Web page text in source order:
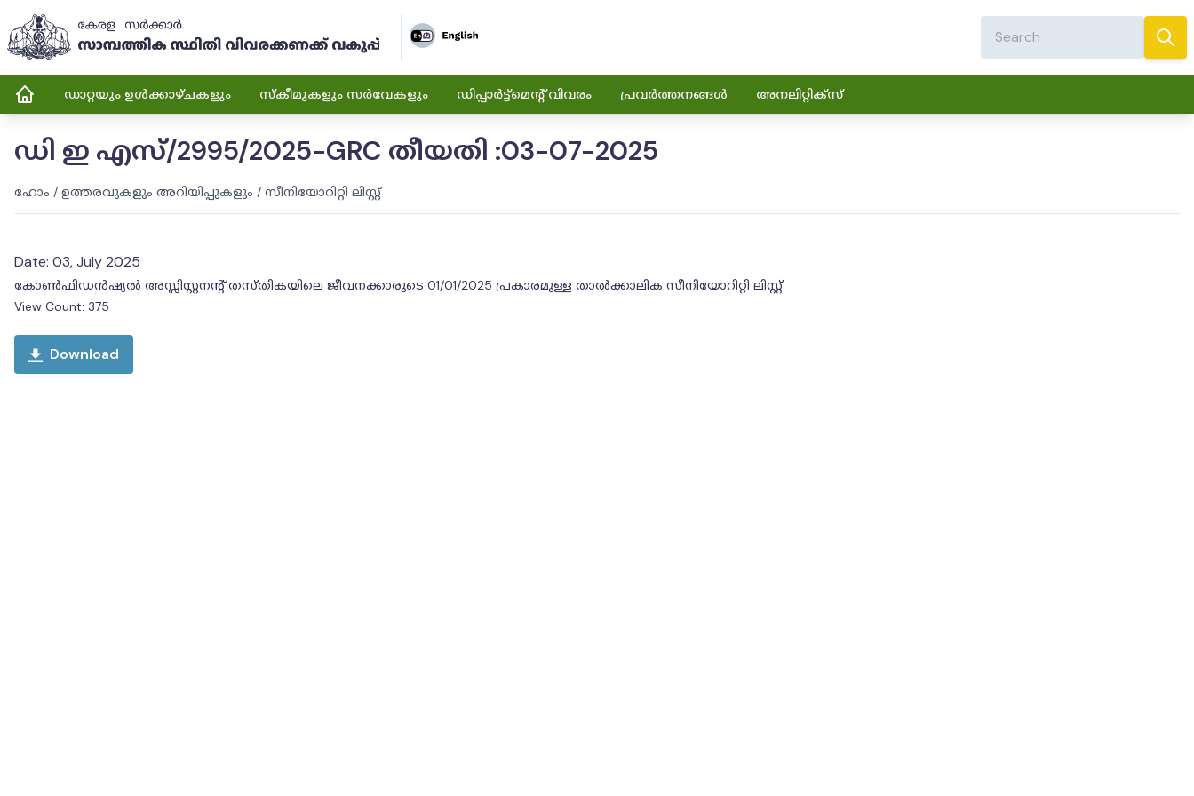
ഡാറ്റയും ഉൾക്കാഴ്ചകളും സ്കീമുകളും സർവേകളും ഡിപ്പാർട്ട്മെന്റ് വിവരം പ്രവർത്തനങ്ങൾ അനലിറ്റിക്സ്
ഡി ഇ എസ്/2995/2025-GRC തീയതി :03-07-2025
ഹോം / ഉത്തരവുകളും അറിയിപ്പുകളും / സീനിയോറിറ്റി ലിസ്റ്റ്
Date: 03, July 2025
കോൺഫിഡൻഷ്യൽ അസ്സിസ്റ്റനൻ്റ് തസ്തികയിലെ ജീവനക്കാരുടെ 01/01/2025 പ്രകാരമുള്ള താൽക്കാലിക സീനിയോറിറ്റി ലിസ്റ്റ്
View Count: 375
Download